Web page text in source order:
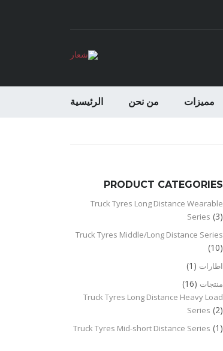
الرئيسية من نحن مميزات
PRODUCT CATEGORIES
Truck Tyres Long Distance Wearable
Series (3)
Truck Tyres Middle/Long Distance Series
(10)
اطارات (1)
منتجات (16)
Truck Tyres Long Distance Heavy Load
Series (2)
Truck Tyres Mid-short Distance Series (1)